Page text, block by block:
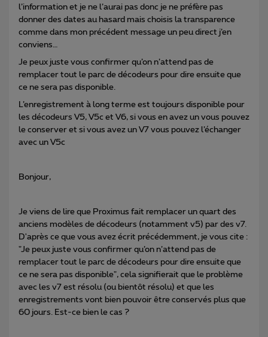
l’information et je ne l’aurai pas donc je ne préfère pas
donner des dates au hasard mais choisis la transparence
comme dans mon précédent message un peu direct j’en
conviens…
Je peux juste vous confirmer qu’on n’attend pas de
remplacer tout le parc de décodeurs pour dire ensuite que
ce ne sera pas disponible.
L’enregistrement à long terme est toujours disponible pour
les décodeurs V5, V5c et V6, si vous en avez un vous pouvez
le conserver et si vous avez un V7 vous pouvez l’échanger
avec un V5c
Bonjour,
Je viens de lire que Proximus fait remplacer un quart des
anciens modèles de décodeurs (notamment v5) par des v7.
D'après ce que vous avez écrit précédemment, je vous cite :
"Je peux juste vous confirmer qu’on n’attend pas de
remplacer tout le parc de décodeurs pour dire ensuite que
ce ne sera pas disponible", cela signifierait que le problème
avec les v7 est résolu (ou bientôt résolu) et que les
enregistrements vont bien pouvoir être conservés plus que
60 jours. Est-ce bien le cas ?